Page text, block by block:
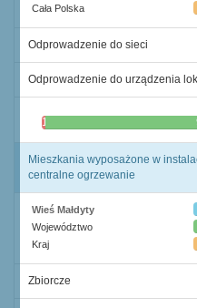
Cała Polska
Odprowadzenie do sieci
Odprowadzenie do urządzenia
1,0%
Mieszkania wyposażone w
centralne ogrzewanie
Wieś Małdyty
Województwo
Kraj
Zbiorcze